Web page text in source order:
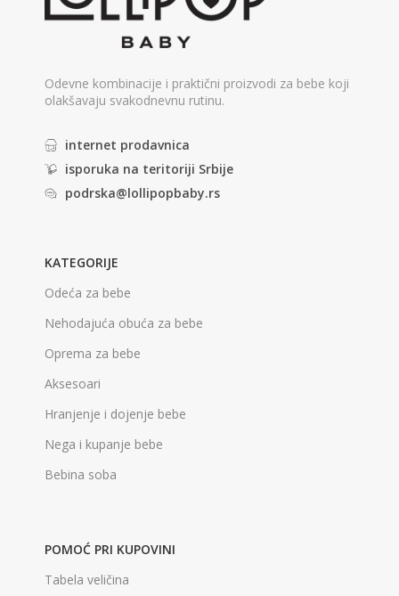
Odevne kombinacije i praktični proizvodi za bebe koji
olakšavaju svakodnevnu rutinu.
internet prodavnica
isporuka na teritoriji Srbije
podrska@lollipopbaby.rs
KATEGORIJE
Odeća za bebe
Nehodajuća obuća za bebe
Oprema za bebe
Aksesoari
Hranjenje i dojenje bebe
Nega i kupanje bebe
Bebina soba
POMOĆ PRI KUPOVINI
Tabela veličina